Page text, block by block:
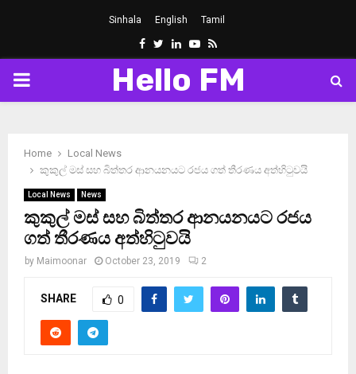
Sinhala English Tamil
Facebook
Twitter
LinkedinYoutube
Rss
PRIMARY
Hello FM
Home
Local News
කුකුල් මස් සහ බිත්තර ආනයනයට රජය ගත් තීරණය අත්හිටුවයි
Local News News
කුකුල් මස් සහ බිත්තර ආනයනයට රජය
ගත් තීරණය අත්හිටුවයි
by Maimoonar October 23, 2019 2
SHARE 0